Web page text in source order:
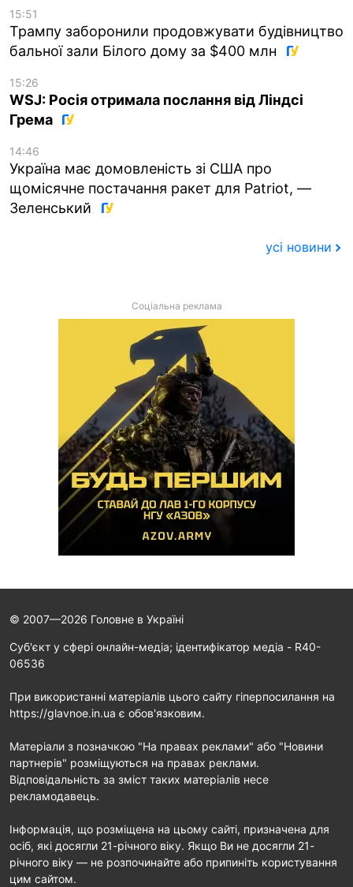
15:51
Трампу заборонили продовжувати будівництво
бальної зали Білого дому за $400 млн
15:26
WSJ: Росія отримала послання від Ліндсі
Грема
14:46
Україна має домовленість зі США про
щомісячне постачання ракет для Patriot, —
Зеленський
усі новини
Соціальна реклама
© 2007—2026 Головне в Україні
Cуб'єкт у сфері онлайн-медіа; ідентифікатор медіа - R40-
06536
При використанні матеріалів цього сайту гіперпосилання на
https://glavnoe.in.ua є обов'язковим.
Матеріали з позначкою "На правах реклами" або "Новини
партнерів" розміщуються на правах реклами.
Відповідальність за зміст таких матеріалів несе
рекламодавець.
Інформація, що розміщена на цьому сайті, призначена для
осіб, які досягли 21-річного віку. Якщо Ви не досягли 21-
річного віку — не розпочинайте або припиніть користування
цим сайтом.